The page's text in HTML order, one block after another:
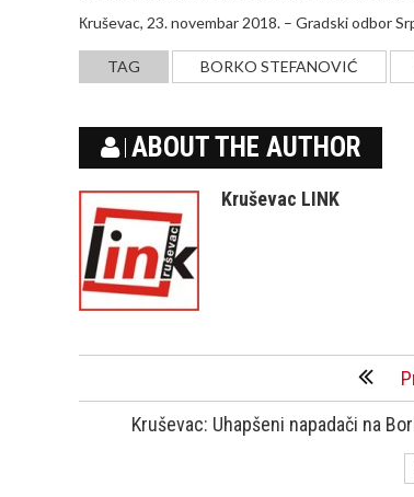
Кruševac, 23. novembar 2018. – Gradski odbor
TAG BORKO STEFANOVIĆ
ABOUT THE AUTHOR
Kruševac LINK
Kruševac: Uhapšeni napadači na